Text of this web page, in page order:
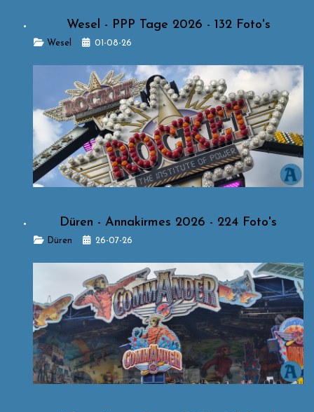
Wesel - PPP Tage 2026 - 132 Foto's
Details
Wesel 01-08-26
Düren - Annakirmes 2026 - 224 Foto's
Details
Düren 26-07-26